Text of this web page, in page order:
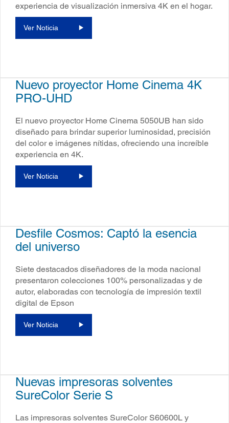
experiencia de visualización inmersiva 4K en el hogar.
Ver Noticia
Nuevo proyector Home Cinema 4K
PRO-UHD
El nuevo proyector Home Cinema 5050UB han sido
diseñado para brindar superior luminosidad, precisión
del color e imágenes nítidas, ofreciendo una increíble
experiencia en 4K.
Ver Noticia
Desfile Cosmos: Captó la esencia
del universo
Siete destacados diseñadores de la moda nacional
presentaron colecciones 100% personalizadas y de
autor, elaboradas con tecnología de impresión textil
digital de Epson
Ver Noticia
Nuevas impresoras solventes
SureColor Serie S
Las impresoras solventes SureColor S60600L y